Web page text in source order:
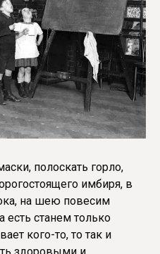
полоскать горло,
имбиря, в
на шею повесим
есть станем только
кого-то, то так и
здоровыми и